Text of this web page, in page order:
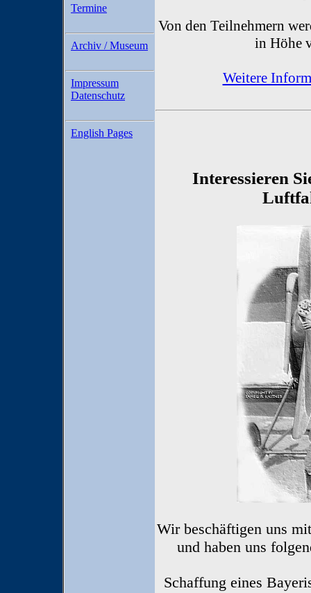
Termine
Archiv / Museum
Impressum
Datenschutz
English Pages
Von den Teilnehmern
in Höhe
Weitere
Interessieren
Wir beschäftigen uns
und haben uns
Schaffung eines